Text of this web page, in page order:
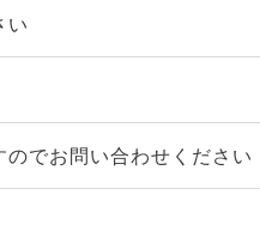
い
でお問い合わせください